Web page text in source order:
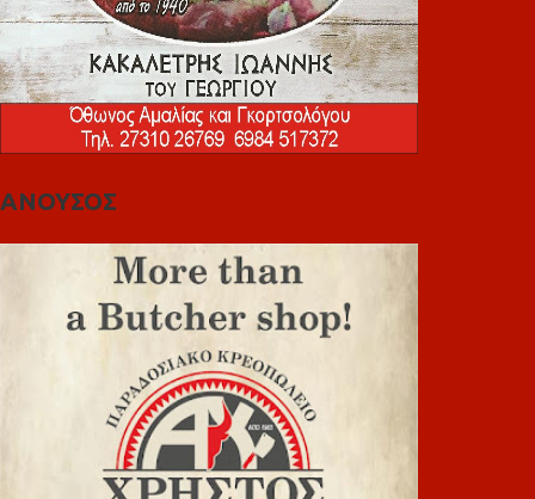
ΑΝΟΥΣΟΣ